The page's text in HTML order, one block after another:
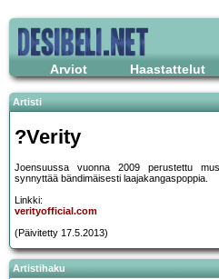
Arviot Haastattelut
Artisti
?Verity
Joensuussa vuonna 2009 perustettu
synnyttää bändimäisesti laajakangaspoppia.
Linkki:
verityofficial.com
(Päivitetty 17.5.2013)
Artistihaku